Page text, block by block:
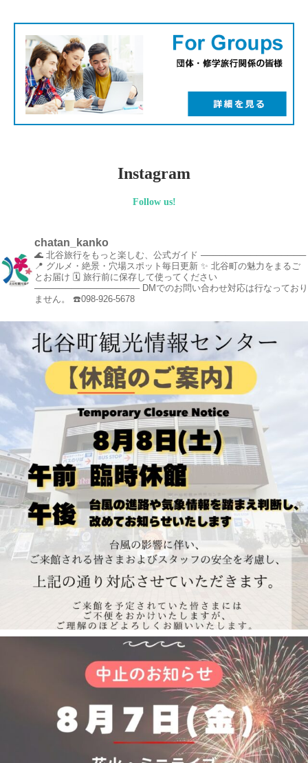
Instagram
Follow us!
chatan_kanko
🌊 北谷旅行をもっと楽しむ、公式ガイド ─────────────────
📍 グルメ・絶景・穴場スポット毎日更新 ✨ 北谷町の魅力をまるご
とお届け 🗓️ 旅行前に保存して使ってください
─────────────────DMでのお問い合わせ対応は行なっており
ません。
☎️098-926-5678